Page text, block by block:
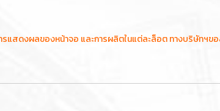
รแสดงผลของหน้าจอ และการผลิตในแต่ละล็อต ทางบริษัทฯ